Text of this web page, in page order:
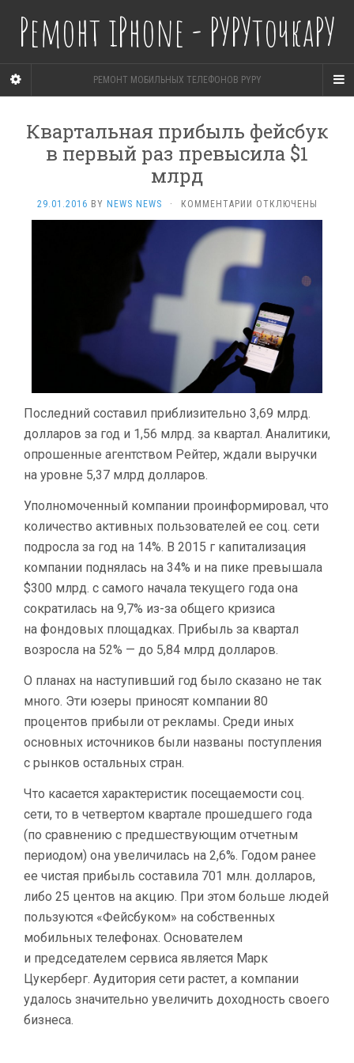
Ремонт iPhone - РУРУточкаРУ
РЕМОНТ МОБИЛЬНЫХ ТЕЛЕФОНОВ PYPY
Квартальная прибыль фейсбук
в первый раз превысила $1
млрд
29.01.2016 BY NEWS NEWS · КОММЕНТАРИИ К
ЗАПИСИ
КВАРТАЛЬНАЯ
ФЕЙСБУК
ПРЕВЫСИЛА
$1
МЛРД
ОТКЛЮЧЕНЫ
Последний составил приблизительно 3,69 млрд.
долларов за год и 1,56 млрд. за квартал. Аналитики,
опрошенные агентством Рейтер, ждали выручки
на уровне 5,37 млрд долларов.
Уполномоченный компании проинформировал, что
количество активных пользователей ее соц. сети
подросла за год на 14%. В 2015 г капитализация
компании поднялась на 34% и на пике превышала
$300 млрд. с самого начала текущего года она
сократилась на 9,7% из-за общего кризиса
на фондовых площадках. Прибыль за квартал
возросла на 52% — до 5,84 млрд долларов.
О планах на наступивший год было сказано не так
много. Эти юзеры приносят компании 80
процентов прибыли от рекламы. Среди иных
основных источников были названы поступления
с рынков остальных стран.
Что касается характеристик посещаемости соц.
сети, то в четвертом квартале прошедшего года
(по сравнению с предшествующим отчетным
периодом) она увеличилась на 2,6%. Годом ранее
ее чистая прибыль составила 701 млн. долларов,
либо 25 центов на акцию. При этом больше людей
пользуются «Фейсбуком» на собственных
мобильных телефонах. Основателем
и председателем сервиса является Марк
Цукерберг. Аудитория сети растет, а компании
удалось значительно увеличить доходность своего
бизнеса.